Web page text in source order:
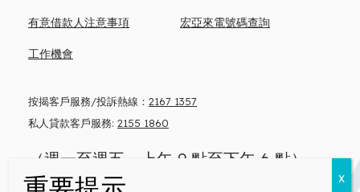
按揭客戶服務/投訴熱線： 2167 1357
私人貸款客戶服務: 2155 1860
（週一至週五，上午 9 點至下午 6 點）
有意借款人注意事項 宏亞來電號碼查詢
工作機會